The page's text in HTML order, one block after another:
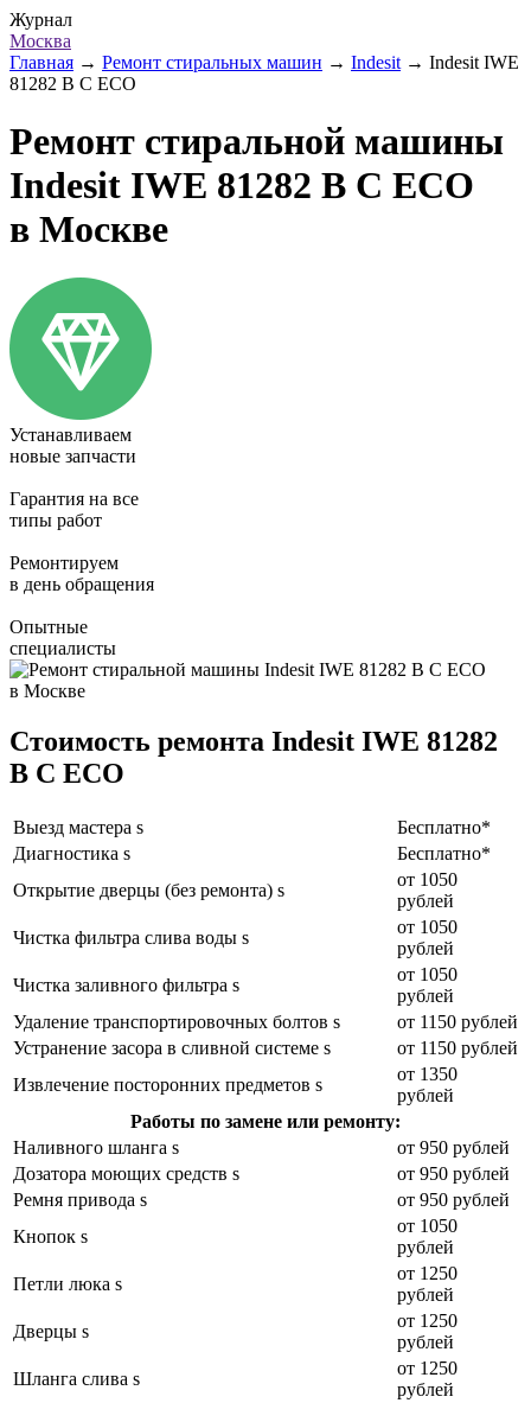
Журнал
Москва
Главная → Ремонт стиральных машин → Indesit → Indesit IWE
81282 B C ECO
Ремонт стиральной машины
Indesit IWE 81282 B C ECO
в Москве
Устанавливаем
новые запчасти
Гарантия на все
типы работ
Ремонтируем
в день обращения
Опытные
специалисты
Стоимость ремонта Indesit IWE 81282
B C ECO
Выезд мастера s
Бесплатно*
Диагностика s
Бесплатно*
Открытие дверцы (без ремонта) s
от 1050
рублей
Чистка фильтра слива воды s
от 1050
рублей
Чистка заливного фильтра s
от 1050
рублей
Удаление транспортировочных болтов s
от 1150 рублей
Устранение засора в сливной системе s
от 1150 рублей
Извлечение посторонних предметов s
от 1350
рублей
Работы по замене или ремонту:
Наливного шланга s
от 950 рублей
Дозатора моющих средств s
от 950 рублей
Ремня привода s
от 950 рублей
Кнопок s
от 1050
рублей
Петли люка s
от 1250
рублей
Дверцы s
от 1250
рублей
Шланга слива s
от 1250
рублей